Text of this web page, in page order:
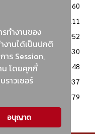
ทำงานของ
งานได้เป็นปกติ
าร Session,
น โดยคุกกี้
ราวเซอร์
อนุญาต
2360
2111
1952
าง
1630
1148
837
779